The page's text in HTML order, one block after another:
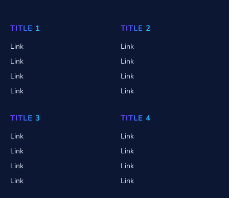
TITLE 1
Link
Link
Link
Link
TITLE 2
Link
Link
Link
Link
TITLE 3
Link
Link
Link
Link
TITLE 4
Link
Link
Link
Link